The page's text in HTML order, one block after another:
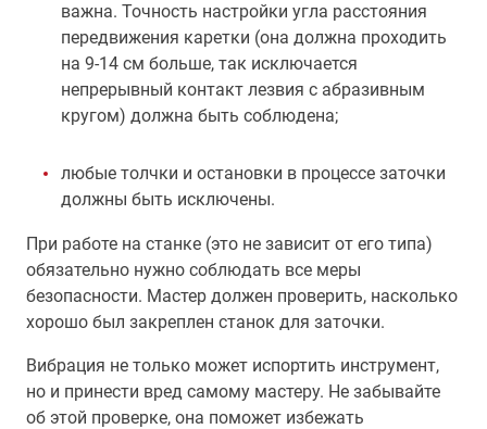
важна. Точность настройки угла расстояния
передвижения каретки (она должна проходить
на 9-14 см больше, так исключается
непрерывный контакт лезвия с абразивным
кругом) должна быть соблюдена;
любые толчки и остановки в процессе заточки
должны быть исключены.
При работе на станке (это не зависит от его типа)
обязательно нужно соблюдать все меры
безопасности. Мастер должен проверить, насколько
хорошо был закреплен станок для заточки.
Вибрация не только может испортить инструмент,
но и принести вред самому мастеру. Не забывайте
об этой проверке, она поможет избежать